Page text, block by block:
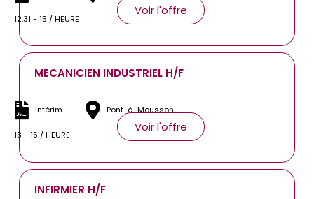
12.31 - 15 / HEURE
Voir l'offre
MECANICIEN INDUSTRIEL H/F
Intérim Pont-à-Mousson
13 - 15 / HEURE
Voir l'offre
INFIRMIER H/F